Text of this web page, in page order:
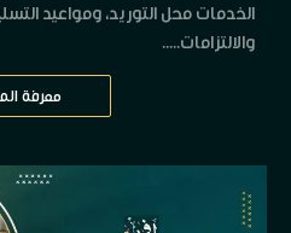
الخدمات محل التوريد، ومواعيد
والالتزامات.....
معرفة